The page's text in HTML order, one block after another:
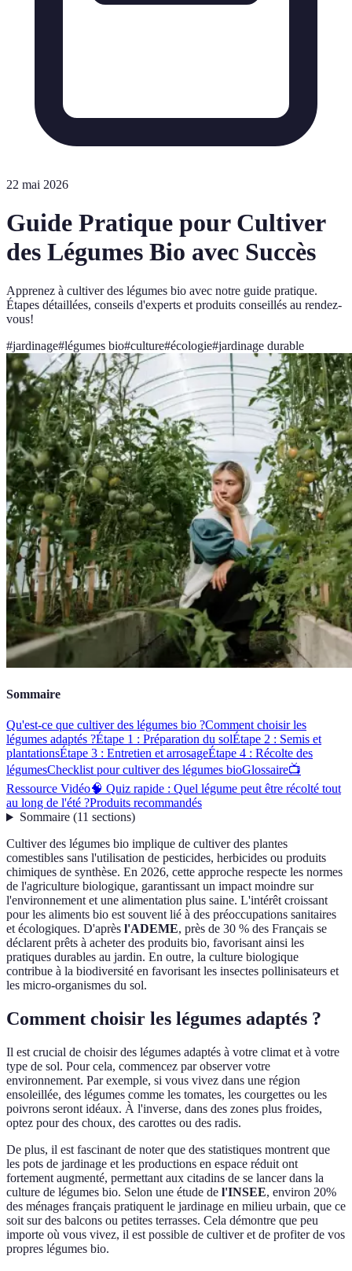
22 mai 2026
Guide Pratique pour Cultiver
des Légumes Bio avec Succès
Apprenez à cultiver des légumes bio avec notre guide pratique.
Étapes détaillées, conseils d'experts et produits conseillés au rendez-
vous!
#jardinage#légumes bio#culture#écologie#jardinage durable
Sommaire
Qu'est-ce que cultiver des légumes bio ?Comment choisir les
légumes adaptés ?Étape 1 : Préparation du solÉtape 2 : Semis et
plantationsÉtape 3 : Entretien et arrosageÉtape 4 : Récolte des
légumesChecklist pour cultiver des légumes bioGlossaire📺
Ressource Vidéo🧠 Quiz rapide : Quel légume peut être récolté tout
au long de l'été ?Produits recommandés
Sommaire(11 sections)
Cultiver des légumes bio implique de cultiver des plantes
comestibles sans l'utilisation de pesticides, herbicides ou produits
chimiques de synthèse. En 2026, cette approche respecte les normes
de l'agriculture biologique, garantissant un impact moindre sur
l'environnement et une alimentation plus saine. L'intérêt croissant
pour les aliments bio est souvent lié à des préoccupations sanitaires
et écologiques. D'après l'ADEME, près de 30 % des Français se
déclarent prêts à acheter des produits bio, favorisant ainsi les
pratiques durables au jardin. En outre, la culture biologique
contribue à la biodiversité en favorisant les insectes pollinisateurs et
les micro-organismes du sol.
Comment choisir les légumes adaptés ?
Il est crucial de choisir des légumes adaptés à votre climat et à votre
type de sol. Pour cela, commencez par observer votre
environnement. Par exemple, si vous vivez dans une région
ensoleillée, des légumes comme les tomates, les courgettes ou les
poivrons seront idéaux. À l'inverse, dans des zones plus froides,
optez pour des choux, des carottes ou des radis.
De plus, il est fascinant de noter que des statistiques montrent que
les pots de jardinage et les productions en espace réduit ont
fortement augmenté, permettant aux citadins de se lancer dans la
culture de légumes bio. Selon une étude de l'INSEE, environ 20%
des ménages français pratiquent le jardinage en milieu urbain, que ce
soit sur des balcons ou petites terrasses. Cela démontre que peu
importe où vous vivez, il est possible de cultiver et de profiter de vos
propres légumes bio.